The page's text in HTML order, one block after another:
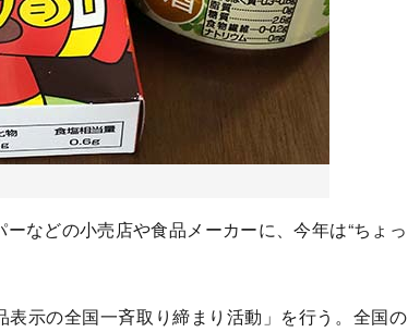
などの小売店や食品メーカーに、今年は“ちょっ
示の全国一斉取り締まり活動」を行う。全国の